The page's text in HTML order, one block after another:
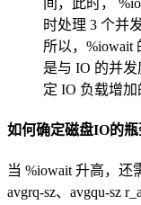
时处理 3 个并
所以，%iowait
是与 IO 的并
定 IO 负载增加
如何确定磁盘IO的瓶
当 %iowait 升高，
avgrq-sz、avgqu-sz